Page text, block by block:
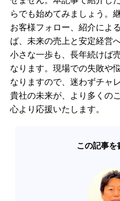
らでも始めてみましょう。
お客様フォロー、紹介によ
ば、未来の売上と安定経営
小さな一歩も、長年続けば
なります。現場での失敗や
なりますので、迷わずチャ
貴社の未来が、より多くの
心より応援いたします。
この記事を